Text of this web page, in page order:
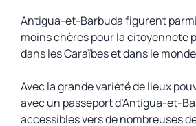
Antigua-et-Barbuda figurent
moins chères pour la citoyenneté
dans les Caraïbes et dans le
Avec la grande variété de lieux
avec un passeport d’Antigua-et-
accessibles vers de nombreuses